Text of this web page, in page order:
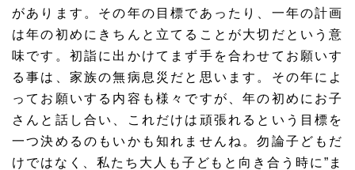
があります。その年の目標であったり、一年の計画
は年の初めにきちんと立てることが大切だという意
味です。初詣に出かけてまず手を合わせてお願いす
る事は、家族の無病息災だと思います。その年によ
ってお願いする内容も様々ですが、年の初めにお子
さんと話し合い、これだけは頑張れるという目標を
一つ決めるのもいかも知れませんね。勿論子どもだ
けではなく、私たち大人も子どもと向き合う時に”ま